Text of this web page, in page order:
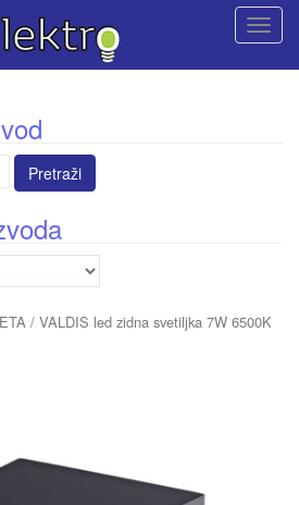
T
t
/ VALDIS led zidna svetiljka 7W 6500K